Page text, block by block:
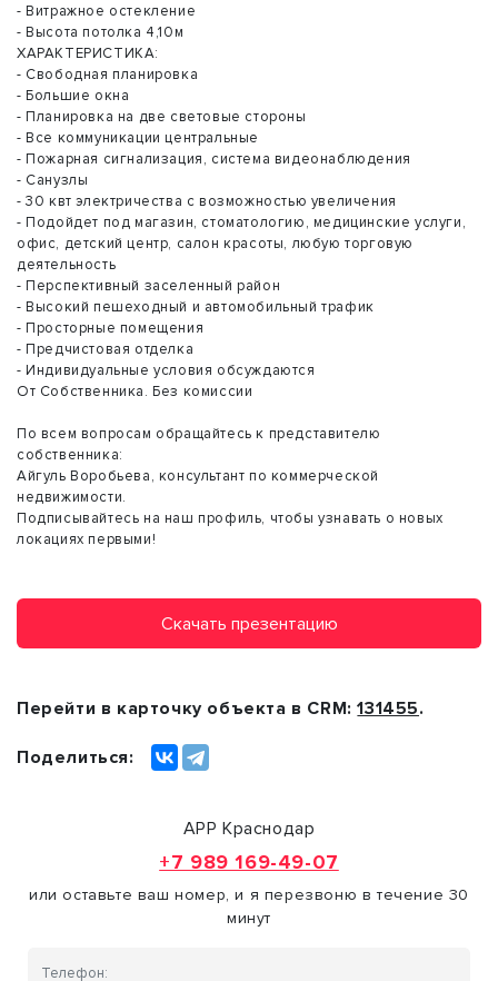
- Витражное остекление
- Высота потолка 4,10м
ХАРАКТЕРИСТИКА:
- Свободная планировка
- Большие окна
- Планировка на две световые стороны
- Все коммуникации центральные
- Пожарная сигнализация, система видеонаблюдения
- Санузлы
- 30 квт электричества с возможностью увеличения
- Подойдет под магазин, стоматологию, медицинские услуги,
офис, детский центр, салон красоты, любую торговую
деятельность
- Перспективный заселенный район
- Высокий пешеходный и автомобильный трафик
- Просторные помещения
- Предчистовая отделка
- Индивидуальные условия обсуждаются
От Собственника. Без комиссии
По всем вопросам обращайтесь к представителю
собственника:
Айгуль Воробьева, консультант по коммерческой
недвижимости.
Подписывайтесь на наш профиль, чтобы узнавать о новых
локациях первыми!
Скачать презентацию
Перейти в карточку объекта в CRM:131455.
Поделиться:
АРР Краснодар
+7 989 169-49-07
или оставьте ваш номер, и я перезвоню в течение 30
минут